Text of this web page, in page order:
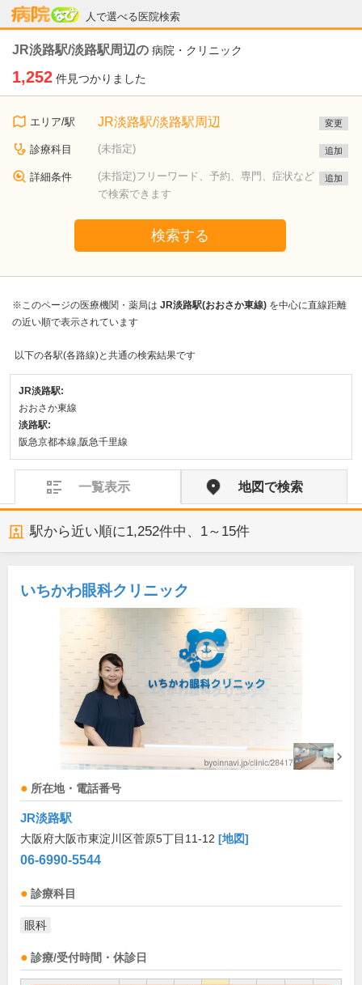
人で選べる医院検索
病院なび
JR淡路駅/淡路駅周辺の 病院・クリニック
1,252 件見つかりました
エリア/駅 JR淡路駅/淡路駅周辺 変更
診療科目 (未指定) 追加
詳細条件
(未指定)フリーワード、予約、専門、症状など
で検索できます
追加
検索する
※このページの医療機関・薬局は JR淡路駅(おおさか東線) を中心に直線距離
の近い順で表示されています
以下の各駅(各路線)と共通の検索結果です
JR淡路駅:
おおさか東線
淡路駅:
阪急京都本線,阪急千里線
一覧表示 地図で検索
駅から近い順に1,252件中、 1～15件
いちかわ眼科クリニック
所在地・電話番号
JR淡路駅
大阪府大阪市東淀川区菅原5丁目11-12 [地図]
06-6990-5544
診療科目
眼科
診療/受付時間・休診日